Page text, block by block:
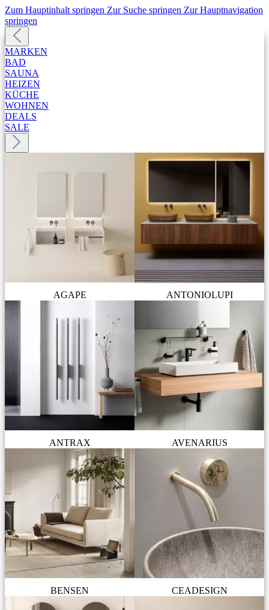
Zum Hauptinhalt springen Zur Suche springen Zur Hauptnavigation
springen
MARKEN
BAD
SAUNA
HEIZEN
KÜCHE
WOHNEN
DEALS
SALE
AGAPE ANTONIOLUPI
ANTRAX AVENARIUS
BENSEN CEADESIGN